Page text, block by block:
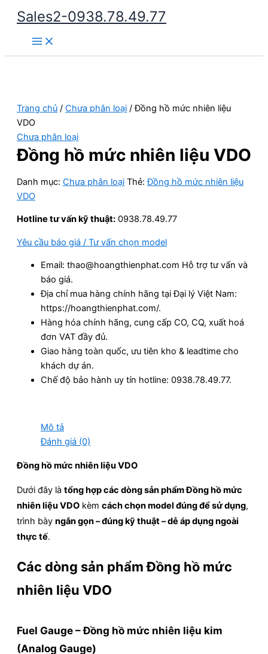
Nhảy
dung
Sales2-0938.78.49.77
Main
Menu
Trang chủ / Chưa phân loại / Đồng hồ mức nhiên liệu
VDO
Chưa phân loại
Đồng hồ mức nhiên liệu VDO
Danh mục: Chưa phân loại Thẻ:Đồng hồ mức nhiên liệu
VDO
Hotline tư vấn kỹ thuật: 0938.78.49.77
Yêu cầu báo giá / Tư vấn chọn model
Email: thao@hoangthienphat.com Hỗ trợ tư vấn và
báo giá.
Địa chỉ mua hàng chính hãng tại Đại lý Việt Nam:
https://hoangthienphat.com/.
Hàng hóa chính hãng, cung cấp CO, CQ, xuất hoá
đơn VAT đầy đủ.
Giao hàng toàn quốc, ưu tiên kho & leadtime cho
khách dự án.
Chế độ bảo hành uy tín hotline: 0938.78.49.77.
Mô tả
Đánh giá (0)
Đồng hồ mức nhiên liệu VDO
Dưới đây là tổng hợp các dòng sản phẩm Đồng hồ mức
nhiên liệu VDO kèm cách chọn model đúng để sử dụng,
trình bày ngắn gọn – đúng kỹ thuật – dễ áp dụng ngoài
thực tế.
Các dòng sản phẩm Đồng hồ mức
nhiên liệu VDO
Fuel Gauge – Đồng hồ mức nhiên liệu kim
(Analog Gauge)